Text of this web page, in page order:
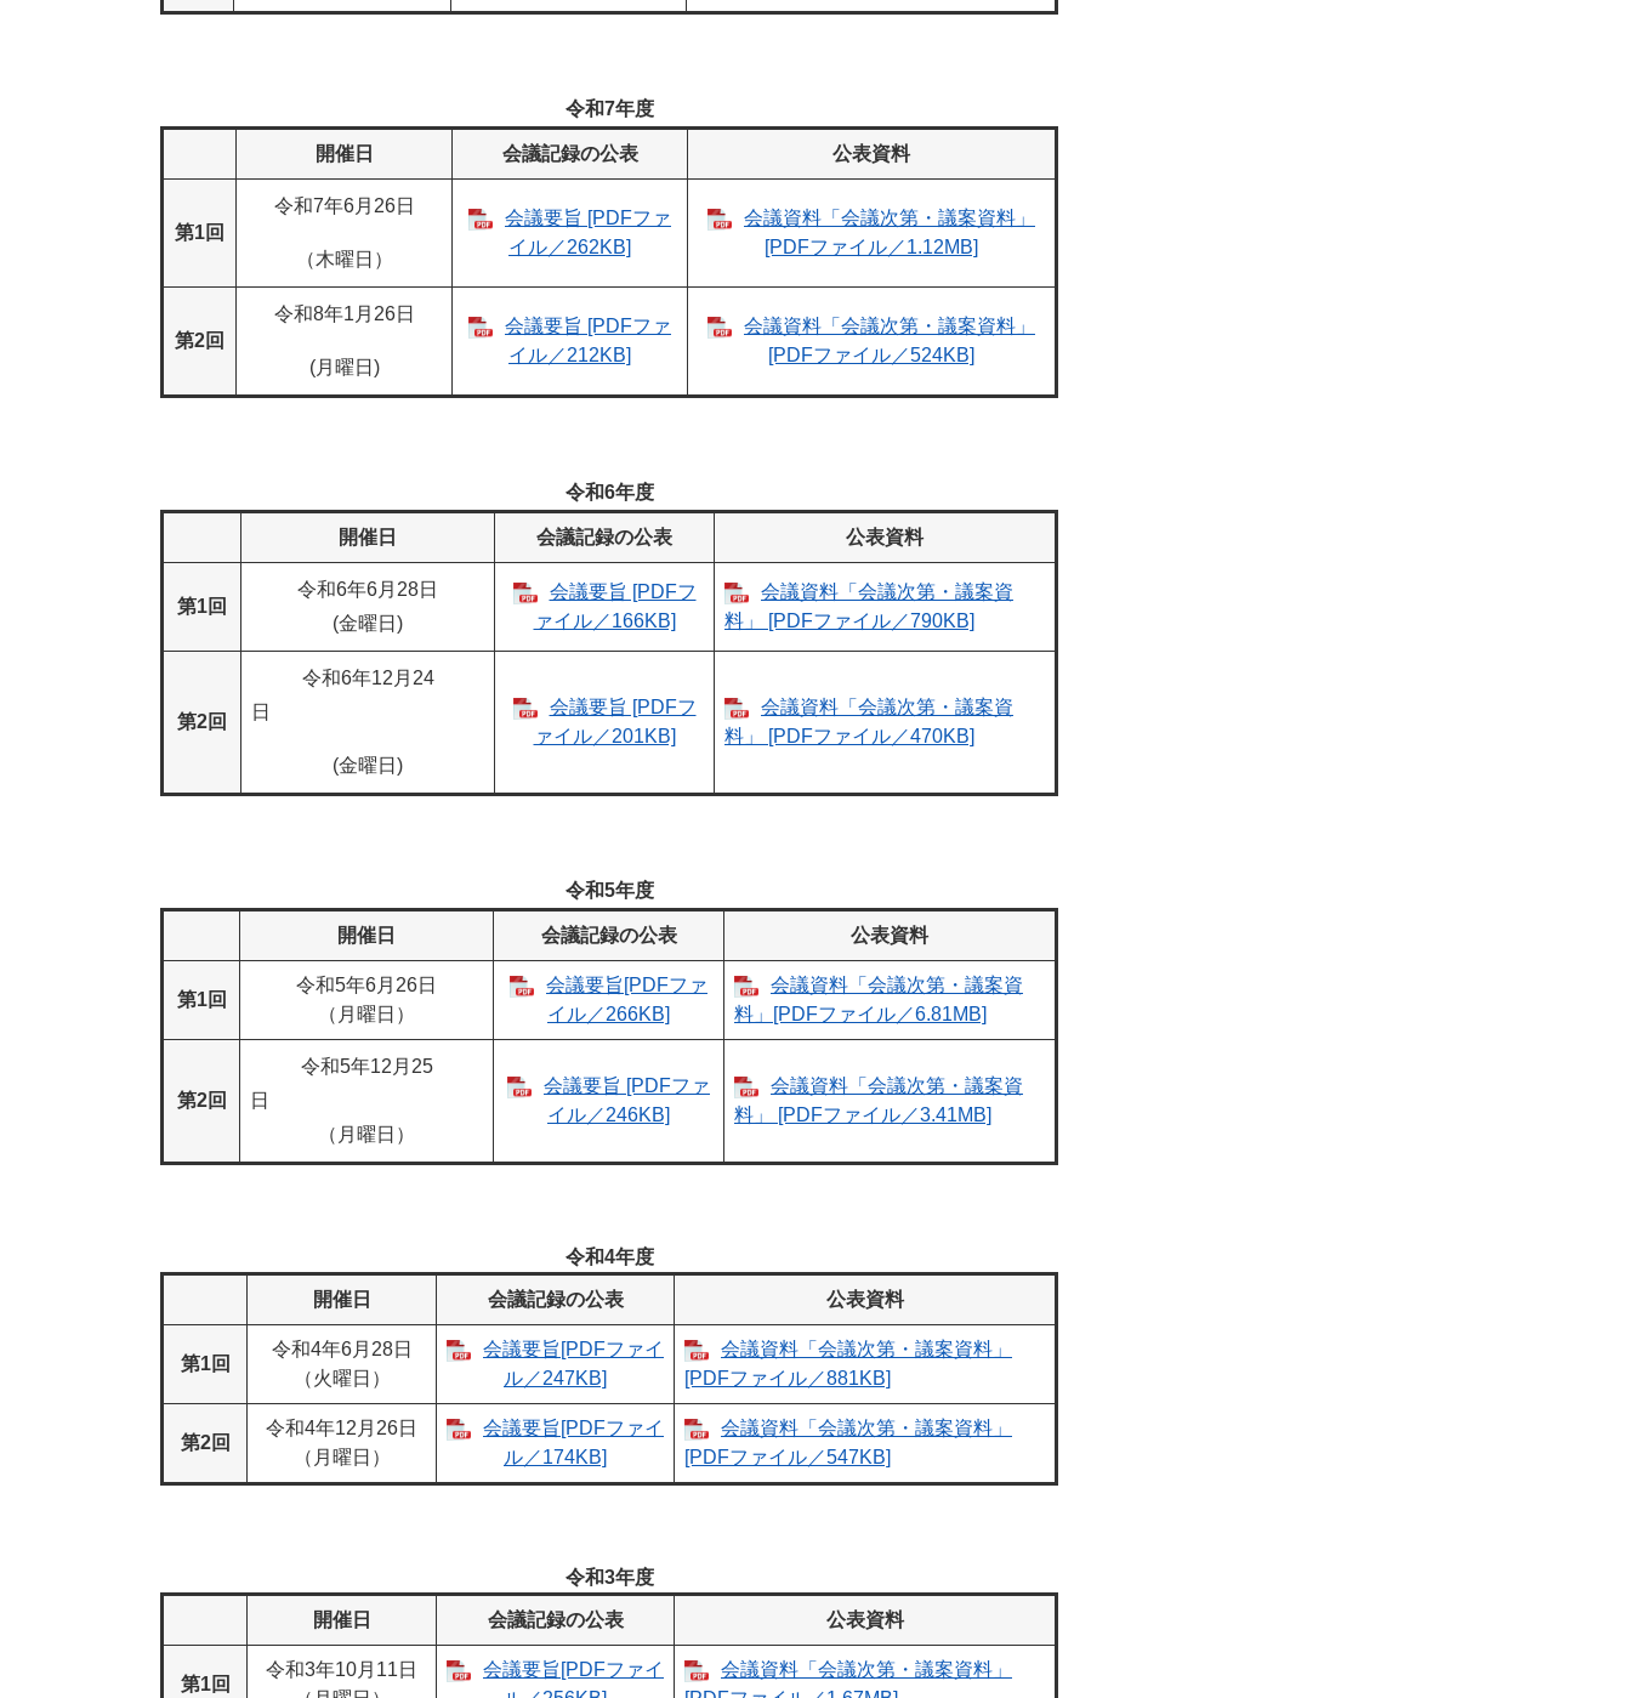
令和7年度
開催日 会議記録の公表 公表資料
第1回
令和7年6月26日
（木曜日）
会議要旨 [PDFファ
イル／262KB]
会議資料「会議次第・議案資料」
[PDFファイル／1.12MB]
第2回
令和8年1月26日
(月曜日)
会議要旨 [PDFファ
イル／212KB]
会議資料「会議次第・議案資料」
[PDFファイル／524KB]
令和6年度
開催日 会議記録の公表 公表資料
第1回
令和6年6月28日
(金曜日)
会議要旨 [PDFフ
ァイル／166KB]
会議資料「会議次第・議案資
料」 [PDFファイル／790KB]
第2回
令和6年12月24
日
(金曜日)
会議要旨 [PDFフ
ァイル／201KB]
会議資料「会議次第・議案資
料」 [PDFファイル／470KB]
令和5年度
開催日 会議記録の公表 公表資料
第1回
令和5年6月26日
（月曜日）
会議要旨[PDFファ
イル／266KB]
会議資料「会議次第・議案資
料」[PDFファイル／6.81MB]
第2回
令和5年12月25
日
（月曜日）
会議要旨 [PDFファ
イル／246KB]
会議資料「会議次第・議案資
料」 [PDFファイル／3.41MB]
令和4年度
開催日 会議記録の公表 公表資料
第1回
令和4年6月28日
（火曜日）
会議要旨[PDFファイ
ル／247KB]
会議資料「会議次第・議案資料」
[PDFファイル／881KB]
第2回
令和4年12月26日
（月曜日）
会議要旨[PDFファイ
ル／174KB]
会議資料「会議次第・議案資料」
[PDFファイル／547KB]
令和3年度
開催日 会議記録の公表 公表資料
第1回
令和3年10月11日
会議要旨[PDFファイ
会議資料「会議次第・議案資料」